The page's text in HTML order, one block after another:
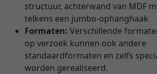
structuur, achterwand van MDF
telkens een jumbo-ophanghaak
Formaten: Verschillende
op verzoek kunnen ook andere
standaardformaten en zelfs
worden gerealiseerd.